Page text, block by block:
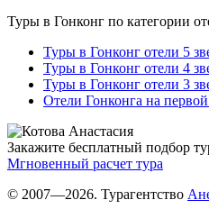
Туры в Гонконг по категории
Туры в Гонконг отели 5
Туры в Гонконг отели 4
Туры в Гонконг отели 3
Отели Гонконга на
Закажите бесплатный подбор
Мгновенный расчет тура
© 2007—2026. Турагентство